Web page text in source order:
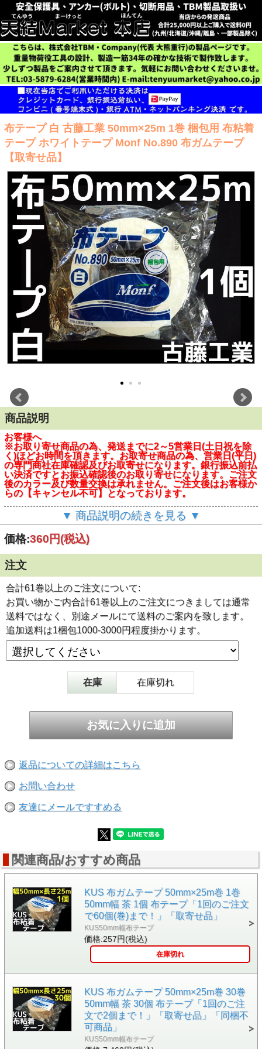
布テープ 白 古藤工業 50mm×25m 1巻 梱包用 布粘着
テープ ホワイトテープ Monf No.890 布ガムテープ
【取寄せ品】
商品説明
お客様へ
※お取り寄せ商品の為、発送までに2～5営業日(土日祝を除
く)ほどお時間を頂きます。お取寄せ商品の為、営業日(平日)
の専門商社在庫確認及びお取寄せになります。銀行振込前払
い決済ですとお振込確認後のお取り寄せになります。ご注文
後のカラー及び数量交換は承れません。ご注文後はお客様か
らの【キャンセル不可】となっております。
※お買い物かご内合計61巻以上のご注文につきましては、通
常計算される送料金額と異なりますので、別途メールにて送
料のご案内を致します。
もございます。
ご注文前に今一度ご確認くださいませ！
※※サイズ/数量お間違えの無いようにご注文をお願い致し
ます。
※※クレジットカード決済につきましては、原則 日本国内
発行のカードに限らせて頂きます。
■製品番号：No.890 古藤工業株式会社製品
カラー布テープのスタンダードタイプ 識別、梱包、ライン
用として適しています。
識別用・各種梱包用
・粘着力(N/25mm)：11.2
・保持力(mm/15min)：0.3
・ボールタック：32
・厚さ （mm）：0.22
・長さ （m）：25
・個装数：1
▼ 商品説明の続きを見る ▼
価格:360円(税込)
注文
合計61巻以上のご注文について:
お買い物かご内合計61巻以上のご注文につきましては通常
送料ではなく、別途メールにて送料のご案内を致します。
追加送料は1梱包1000-3000円程度掛かります。
在庫 在庫切れ
返品についての詳細はこちら
お問い合わせ
友達にメールですすめる
関連商品/おすすめ商品
KUS 布ガムテープ 50mm×25m巻 1巻
50mm幅 茶 1個 布テープ「1回のご注文
で60個(巻)まで！」「取寄せ品」
KUS50mm幅布テープ
価格:257円(税込)
在庫切れ
KUS 布ガムテープ 50mm×25m巻 30巻
50mm幅 茶 30個 布テープ「1回のご注
文で2個まで！」「取寄せ品」「同梱不
可商品」
KUS50mm幅布テープ